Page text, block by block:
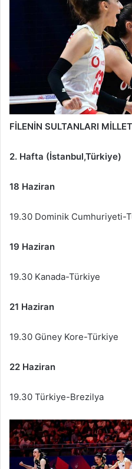
FİLENİN SULTANLARI
2. Hafta (İstanbul,Türkiye)
18 Haziran
19.30 Dominik Cumhuriyeti-
19 Haziran
19.30 Kanada-Türkiye
21 Haziran
19.30 Güney Kore-Türkiye
22 Haziran
19.30 Türkiye-Brezilya